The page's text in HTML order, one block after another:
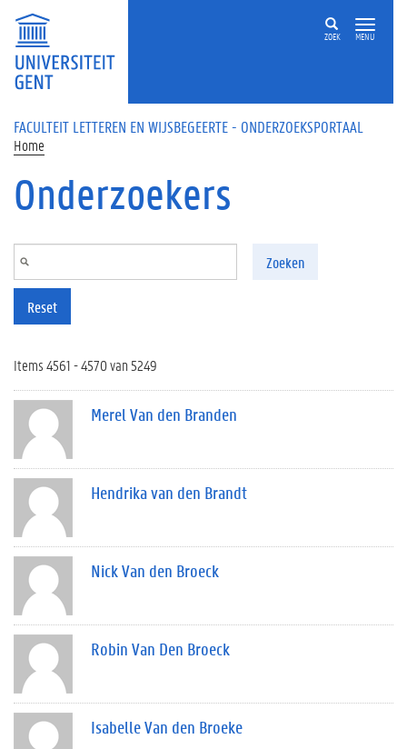
Overslaan en naar de inhoud gaan
ZOEK MENU
FACULTEIT LETTEREN EN WIJSBEGEERTE - ONDERZOEKSPORTAAL
Home
Onderzoekers
Zoeken
Reset
Items 4561 - 4570 van 5249
Merel Van den Branden
Hendrika van den Brandt
Nick Van den Broeck
Robin Van Den Broeck
Isabelle Van den Broeke